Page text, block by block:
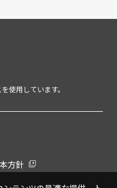
使用しています。
方針